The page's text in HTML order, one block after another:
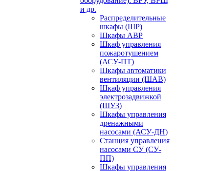
и др.
Распределительные
шкафы (ШР)
Шкафы АВР
Шкаф управления
пожаротушением
(АСУ-ПТ)
Шкафы автоматики
вентиляции (ШАВ)
Шкаф управления
электрозадвижкой
(ШУЗ)
Шкафы управления
дренажными
насосами (АСУ-ДН)
Станция управления
насосами СУ (СУ-
ПП)
Шкафы управления